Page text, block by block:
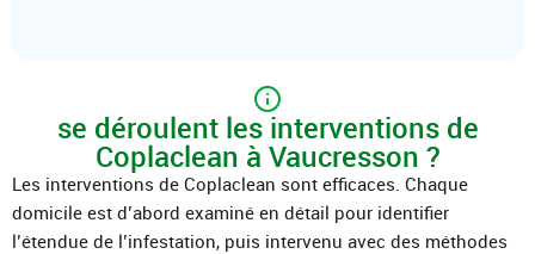
se déroulent les interventions de
Coplaclean à Vaucresson ?
Les interventions de Coplaclean sont efficaces. Chaque
domicile est d’abord examiné en détail pour identifier
l’étendue de l’infestation, puis intervenu avec des méthodes